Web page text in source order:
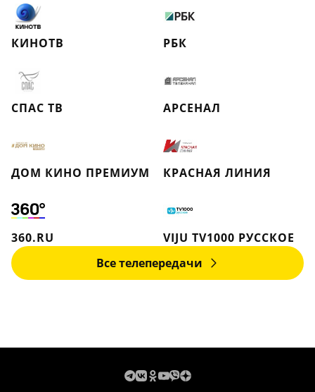
КИНОТВ РБК
СПАС ТВ АРСЕНАЛ
ДОМ КИНО ПРЕМИУМ КРАСНАЯ ЛИНИЯ
360.RU
VIJU TV1000 РУССКОЕ
Все телепередачи